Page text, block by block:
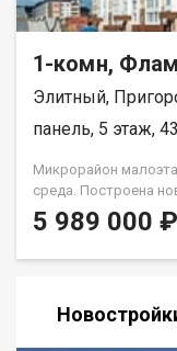
1-комн,
Элитный,
панель, 5 этаж,
Микрорайон
среда. Построена
квартире сделан
расположена по
5 989 000 ₽